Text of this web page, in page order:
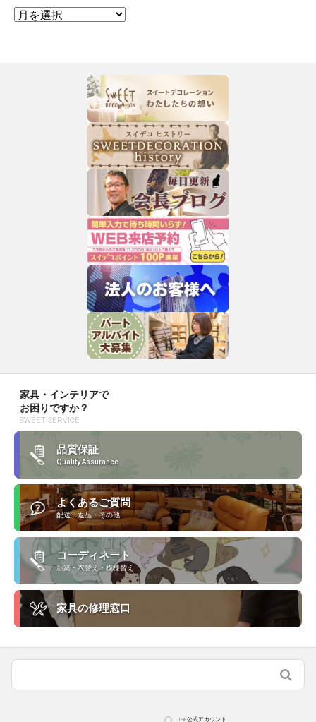
家具・インテリアで
お困りですか？
SWEET SERVICE
品質保証
Quality Assurance
よくあるご質問
配送・返品・その他
コーディネート
新築・衣替え・模様替え
家具の修理窓口
LINE公式アカウント